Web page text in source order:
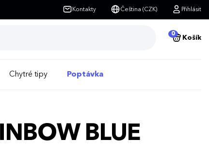
Kontakty Čeština (CZK) Přihlásit
0
Košík
Chytré tipy Poptávka
BLUE